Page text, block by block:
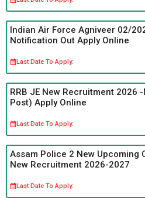
Indian Air Force Agniveer 02/
Notification Out Apply Online
Last Date To Apply:
RRB JE New Recruitment 2026
Post) Apply Online
Last Date To Apply:
Assam Police 2 New Upcoming
New Recruitment 2026-2027
Last Date To Apply: